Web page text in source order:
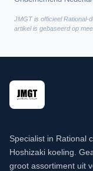
JMGT is officieel Rational-
artikel is gebaseerd op
Specialist in Rational
Hoshizaki koeling.
groot assortiment uit